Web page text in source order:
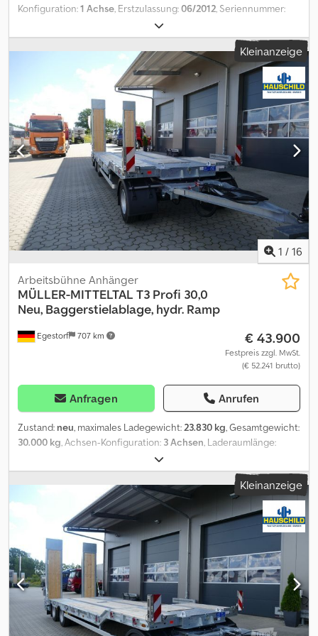
Konfiguration:1 Achse, Erstzulassung:06/2012, Seriennummer:
YGCD180XTC0018966 Anhänger Arbeitsbühne, hydraulischer
Radantrieb, Funktion über 230 V. Dieselmotoraggregat 4,4 kW
Arbeitshöhe: 18,00 meter Plattformhöhe: 16,00 meter Seitliche
Reichweite: 10,9 meter Baujahr: 2010 Eigengewicht: 2.100 kg
Tragfähigkeit: 250 kg zulässige Personen auf der Arbeitsbühne: 2
Personen Cedozfdb Tspfx Apteha Änderungen, Zwischenverkauf
und Irrtümer sind ausdrücklich vorbehalten. Die Beschreibung
dient der allgemeinen Identifizierung des Fahrzeuges und stellt
keine Gewährleistung im kaufrechtlichen Sinne dar.
Ausschlaggebend ist die Beschreibung gemäß Kaufvertrag. Unser
Angebot ist generell ohne neue TÜV-Abnahme. Falls neue TÜV-
Abnahme erwünscht, unterbreiten wir Ihnen gerne ein Angebot
unserer Partnerwerkstätten! Fahrzeug kann mit Werbung
beklebt und/oder beschriftet sein. Es gelten unsere allgemeinen
Liefer- und Zahlungsbedingungen.
Kleinanzeige
1 / 16
Egestorf 707 km
Arbeitsbühne Anhänger
MÜLLER-MITTELTAL T3 Profi 30,0
Neu, Baggerstielablage, hydr. Ramp
€ 43.900
Festpreis zzgl. MwSt.
(€ 52.241 brutto)
Anfragen Anrufen
Zustand: neu, maximales Ladegewicht:23.830 kg, Gesamtgewicht:
30.000 kg, Achsen-Konfiguration: 3 Achsen, Laderaumlänge:
2.520 mm
30,0: * EBS Bremssystem * RDÜ Reifendrucküberwachung *
Notlöseeinrichtung für Federspeicherzylinder *
Trommelbremsen * 3 x 11 to. BPW Eco Achsen * Parabelfedern *
mech. Achsausgleich hinten * seitlicher Anfahrschutz *
Schwenkstützen hinten am Fahrgestellrahmen * mech.
verstellbare Warntafelpakete vorne und hinten * VA geschl.
Kunststoffkotflügel sowie HA gerade verz. Stahlblechschürzen
jeweils mit Spritzschutz * Konturband seitlich sowie hinten
reflektiernd * Klappdeckel (feuerverzinkt) zum Werkzeugkasten
in der Drehgestell-Plattform * Multi Voltage Anlage * LED-
schlußleuchten * Rundumleuchte (abnehmbar) hinten *
Kleinanzeige